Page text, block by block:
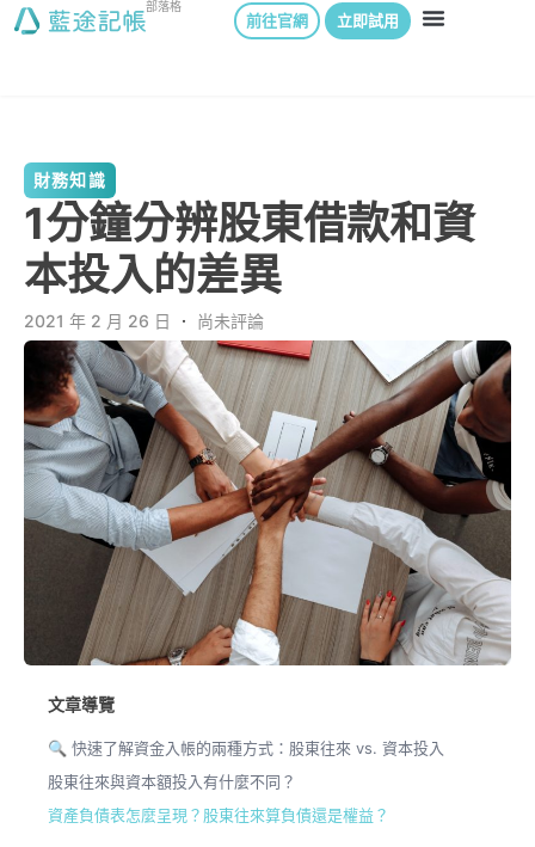
部落格
前往官網 立即試用
財務知識
1分鐘分辨股東借款和資
本投入的差異
2021 年 2 月 26 日 ． 尚未評論
文章導覽
🔍 快速了解資金入帳的兩種方式：股東往來 vs. 資本投入
股東往來與資本額投入有什麼不同？
資產負債表怎麼呈現？股東往來算負債還是權益？